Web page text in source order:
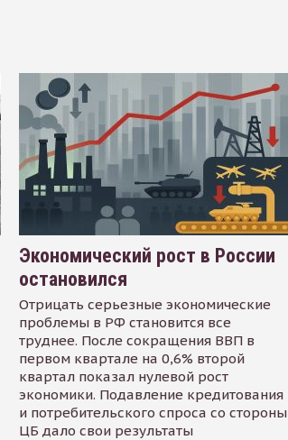
Экономический рост в России
остановился
Отрицать серьезные экономические
проблемы в РФ становится все
труднее. После сокращения ВВП в
первом квартале на 0,6% второй
квартал показал нулевой рост
экономики. Подавление кредитования
и потребительского спроса со стороны
ЦБ дало свои результаты